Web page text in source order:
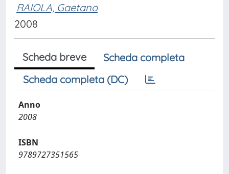
RAIOLA, Gaetano
2008
Scheda breve
Scheda completa
Scheda completa (DC)
Anno
2008
ISBN
9789727351565